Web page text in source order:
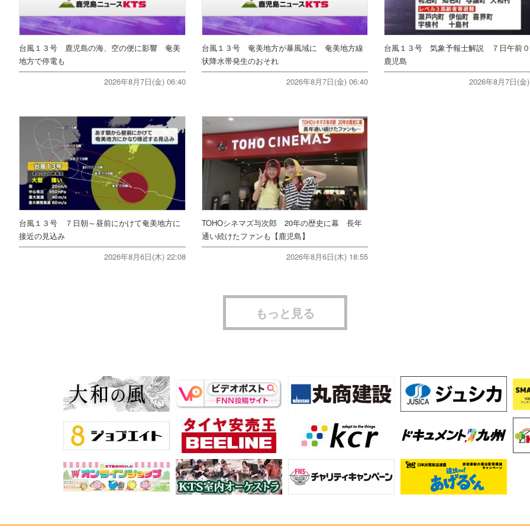
台風１３号 鹿児島の海、空の便に影響 奄美
地方で停電も
2026年8月7日(金) 06:40
台風１３号 奄美地方が暴風域に 奄美地方線
状降水帯発生のおそれ
2026年8月7日(金) 06:40
台風１３号 気象予報士解説 ７日午前
鹿児島
2026年8月7日(金
台風１３号 ７日朝～昼前にかけて奄美地方に
接近の見込み
2026年8月6日(木) 22:08
TOHOシネマズ与次郎 20年の歴史に幕 長年
通い続けたファンも【鹿児島】
2026年8月6日(木) 18:55
もっと見る